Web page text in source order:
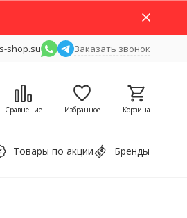
shop.su Заказать звонок
Сравнение Избранное Корзина
Товары по акции Бренды